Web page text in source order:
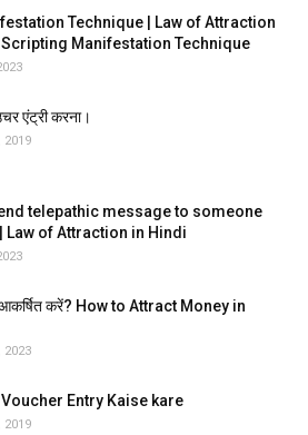
Technique | Law of Attraction
Manifestation Technique
एंट्री करना।
2019
telepathic message to someone
Law of Attraction in Hindi
करें? How to Attract Money in
2023
Entry Kaise kare
2019